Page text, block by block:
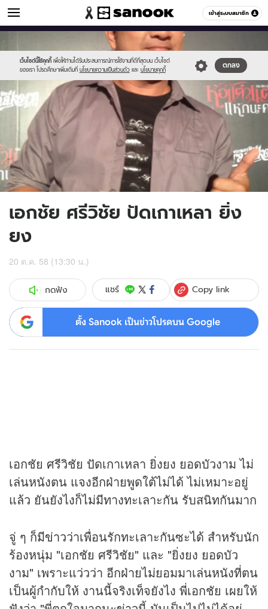
เข้าสู่ระบบสมาชิก
ข่าวบันเทิง หมวดอื่นๆ
เว็บไซต์นี้ใช้คุกกี้ เพื่อให้ท่านได้รับประสบการณ์การใช้งานที่ดีที่สุดบน เว็บไซต์
ของเรา โปรดศึกษาเพิ่มเติมที่ นโยบายความเป็นส่วนตัว และ นโยบายคุกกี้
ตกลง
//s.isanook.com/sr/0/images/logo-
new-
sanook.png
//s.isanook.com/ns/0/ud/377/1885534/653604-
01.jpg
เอกชัย ศรีวิชัย ปัดเกาเหลา ยิ่ง
ยง
20 ต.ค. 58 (13:30 น.)
กดฟัง แชร์ Copy link
ตั้ง Sanook เป็นข่าวโปรดบน Google
เอกชัย ศรีวิชัย ปัดเกาเหลา ยิ่งยง ยอดบัวงาม ไม่
เล่นหนังตน แจงอีกฝ่ายพูดใต้ไม่ได้ ไม่เหมาะอยู่
แล้ว ยันยังไงก็ไม่มีทางทะเลาะกัน รับสนิทกันมาก
จู่ ๆ ก็มีข่าวว่าเพื่อนรักทะเลาะกันซะได้ สำหรับนัก
ร้องหนุ่ม "เอกชัย ศรีวิชัย" และ "ยิ่งยง ยอดบัว
งาม" เพราะแว่วว่า อีกฝ่ายไม่ยอมมาเล่นหนังที่ตน
เป็นผู้กำกับให้ งานนี้จริงเท็จยังไง พี่เอกชัย เผยให้